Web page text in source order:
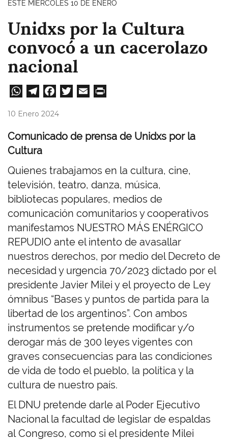
ESTE MIÉRCOLES 10 DE ENERO
Unidxs por la Cultura
convocó a un cacerolazo
nacional
W
A
pp
Te
a
m
Fa
ok er
10 Enero 2024
Comunicado de prensa de Unidxs por la
Cultura
Quienes trabajamos en la cultura, cine,
televisión, teatro, danza, música,
bibliotecas populares, medios de
comunicación comunitarios y cooperativos
manifestamos NUESTRO MÁS ENÉRGICO
REPUDIO ante el intento de avasallar
nuestros derechos, por medio del Decreto de
necesidad y urgencia 70/2023 dictado por el
presidente Javier Milei y el proyecto de Ley
ómnibus “Bases y puntos de partida para la
libertad de los argentinos”. Con ambos
instrumentos se pretende modificar y/o
derogar más de 300 leyes vigentes con
graves consecuencias para las condiciones
de vida de todo el pueblo, la política y la
cultura de nuestro país.
El DNU pretende darle al Poder Ejecutivo
Nacional la facultad de legislar de espaldas
al Congreso, como si el presidente Milei